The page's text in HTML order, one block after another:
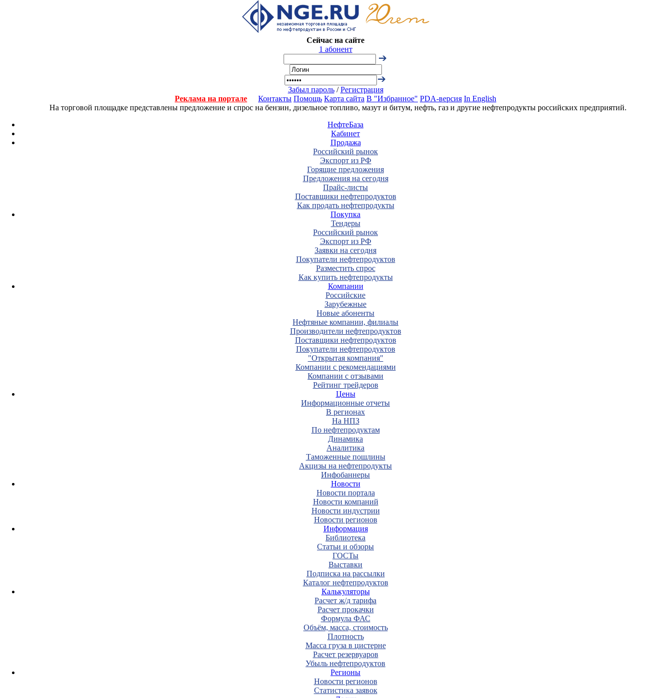
Сейчас на сайте
1 абонент
Забыл пароль/Регистрация
Реклама на портале
Контакты Помощь Карта сайта В "Избранное" PDA-версия In English
На торговой площадке представлены предложение и спрос на бензин, дизельное топливо, мазут и битум, нефть, газ и другие нефтепродукты российских предприятий.
НефтеБаза
Кабинет
Продажа
Российский рынок
Экспорт из РФ
Горящие предложения
Предложения на сегодня
Прайс-листы
Поставщики нефтепродуктов
Как продать нефтепродукты
Покупка
Тендеры
Российский рынок
Экспорт из РФ
Заявки на сегодня
Покупатели нефтепродуктов
Разместить спрос
Как купить нефтепродукты
Компании
Российские
Зарубежные
Новые абоненты
Нефтяные компании, филиалы
Производители нефтепродуктов
Поставщики нефтепродуктов
Покупатели нефтепродуктов
"Открытая компания"
Компании с рекомендациями
Компании с отзывами
Рейтинг трейдеров
Цены
Информационные отчеты
В регионах
На НПЗ
По нефтепродуктам
Динамика
Аналитика
Таможенные пошлины
Акцизы на нефтепродукты
Инфобаннеры
Новости
Новости портала
Новости компаний
Новости индустрии
Новости регионов
Информация
Библиотека
Статьи и обзоры
ГОСТы
Выставки
Подписка на рассылки
Каталог нефтепродуктов
Калькуляторы
Расчет ж/д тарифа
Расчет прокачки
Формула ФАС
Объём, масса, стоимость
Плотность
Масса груза в цистерне
Расчет резервуаров
Убыль нефтепродуктов
Регионы
Новости регионов
Статистика заявок